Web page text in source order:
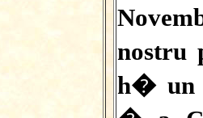
nostru
h� un